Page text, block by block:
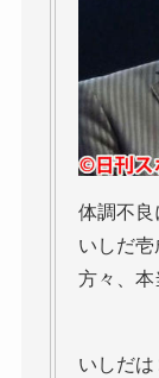
体調不良
いしだ
方々、本
いしだ